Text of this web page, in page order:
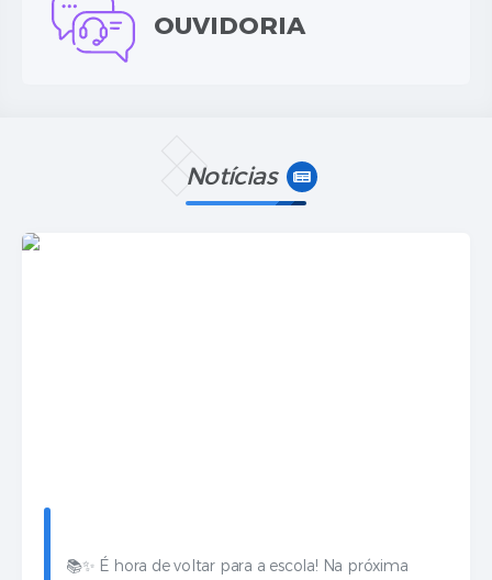
Turismo Geral
Meio ambiente
OUVIDORIA
Notícias
📚✨ É hora de voltar para a escola! Na próxima